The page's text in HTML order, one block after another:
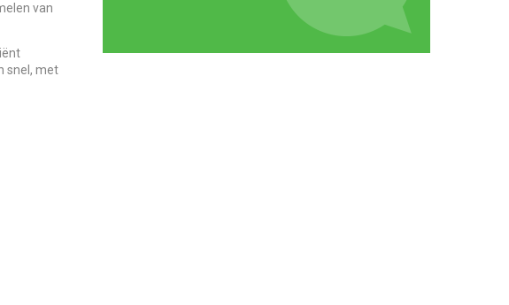
van
snel, met